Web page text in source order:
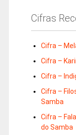
Cifras
Cifra –
Cifra –
Cifra –
Cifra –
Samba
Cifra –
do Samba